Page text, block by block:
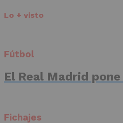
Lo + visto
Fútbol
El Real Madrid
Fichajes